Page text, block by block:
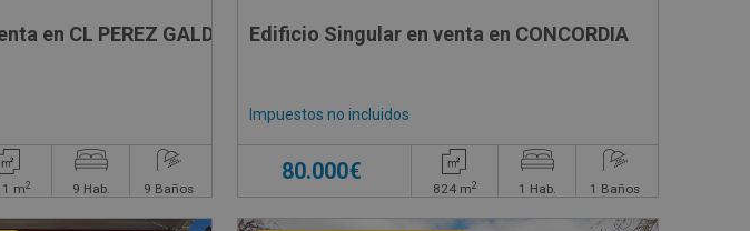
en CL PEREZ GALDOS
m2 9 Hab. 9 Baños
Edificio Singular en venta en CONCORDIA
Impuestos no incluidos
80.000€
824 m2 1 Hab. 1 Baños